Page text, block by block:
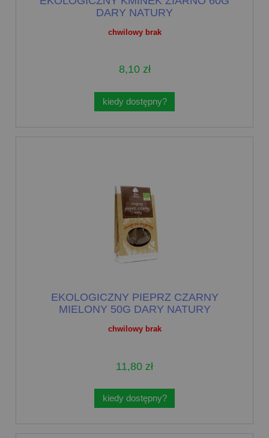
chwilowy brak
DARY NATURY
8,10 zł
kiedy dostępny?
chwilowy brak
EKOLOGICZNY PIEPRZ CZARNY
MIELONY 50G DARY NATURY
11,80 zł
kiedy dostępny?